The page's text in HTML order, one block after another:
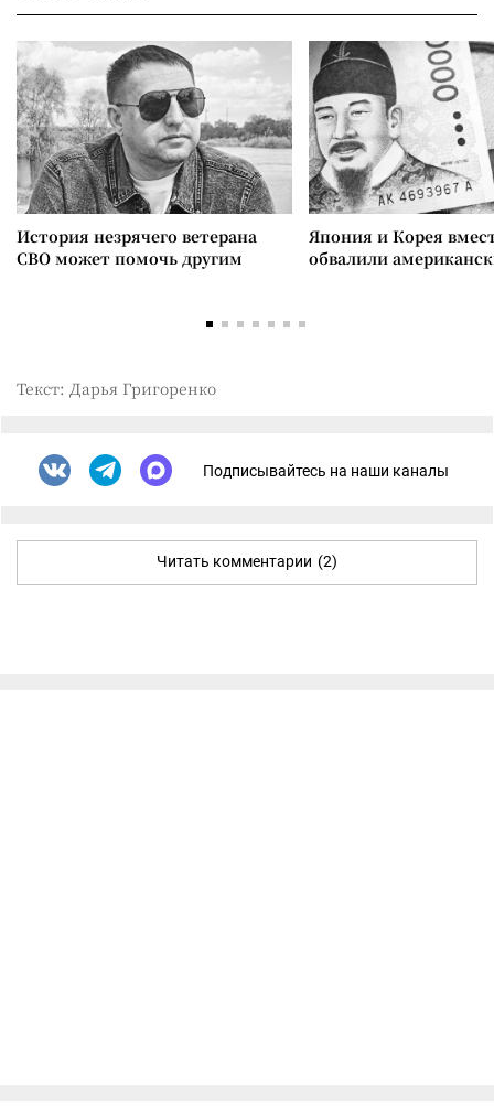
История незрячего ветерана
СВО может помочь другим
Япония и Корея
обвалили
Текст: Дарья Григоренко
Подписывайтесь на наши каналы
Читать комментарии (2)